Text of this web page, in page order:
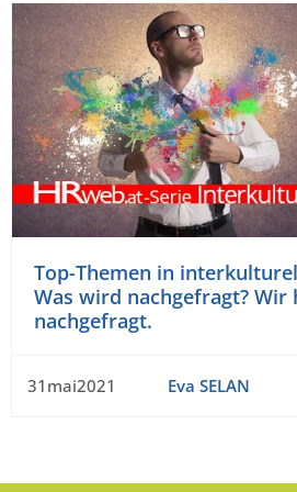
Top-Themen in
Was wird nachgefragt? Wir
nachgefragt.
31mai2021 Eva SELAN